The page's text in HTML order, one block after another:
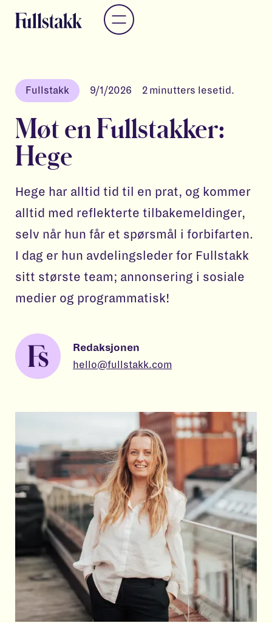
Fullstakk 9/1/2026 2 minutters lesetid.
Møt en Fullstakker:
Hege
Hege har alltid tid til en prat, og kommer
alltid med reflekterte tilbakemeldinger,
selv når hun får et spørsmål i forbifarten.
I dag er hun avdelingsleder for Fullstakk
sitt største team; annonsering i sosiale
medier og programmatisk!
Redaksjonen
hello@fullstakk.com